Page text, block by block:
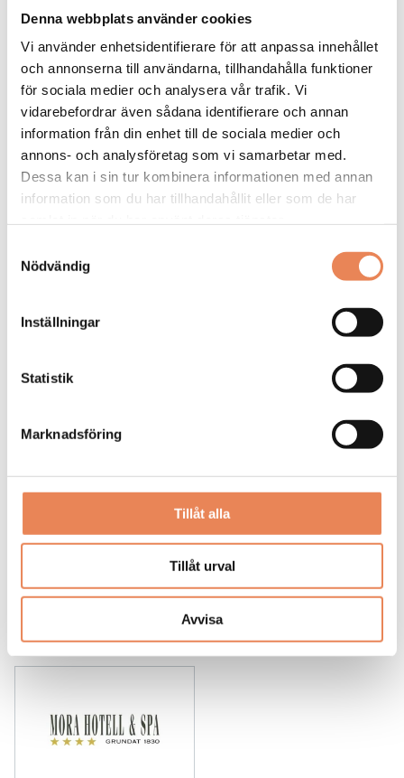
Denna webbplats använder cookies
Vi använder enhetsidentifierare för att anpassa innehållet
och annonserna till användarna, tillhandahålla funktioner
för sociala medier och analysera vår trafik. Vi
vidarebefordrar även sådana identifierare och annan
information från din enhet till de sociala medier och
annons- och analysföretag som vi samarbetar med.
Dessa kan i sin tur kombinera informationen med annan
information som du har tillhandahållit eller som de har
Nödvändig
Inställningar
Statistik
Marknadsföring
Tillåt alla
Tillåt urval
Avvisa
Sista ansökningsdag: 2026-09-04
LÄS MER
DAGAR KVAR:
27
Kock
Placeringsort: Dalarö
DAGAR KVAR:
22